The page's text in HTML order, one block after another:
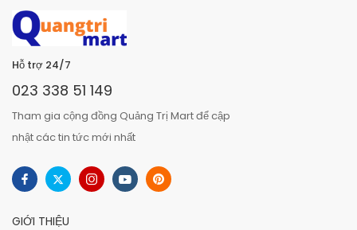
Hỗ trợ 24/7
023 338 51 149
Tham gia cộng đồng Quảng Trị Mart để cập
nhật các tin tức mới nhất
GIỚI THIỆU